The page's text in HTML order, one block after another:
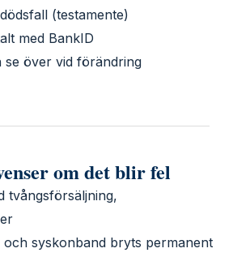
(testamente)
med BankID
se över vid förändring
om det blir fel
tvångsförsäljning,
och syskonband bryts permanent